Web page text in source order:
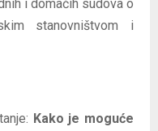
i domaćih sudova o
stanovništvom i
Kako je moguće